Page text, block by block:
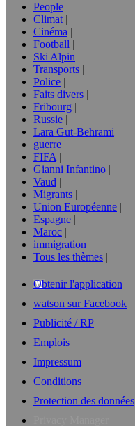
People
Climat
Cinéma
Football
Ski Alpin
Transports
Police
Faits divers
Fribourg
Russie
Lara Gut-Behrami
guerre
FIFA
Gianni Infantino
Vaud
Migrants
Union Européenne
Espagne
Maroc
immigration
Tous les thèmes
Obtenir l'application
watson sur Facebook
Publicité / RP
Emplois
Impressum
Conditions
Protection des données